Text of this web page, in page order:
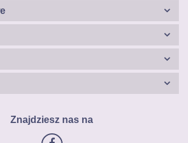
Znajdziesz nas na